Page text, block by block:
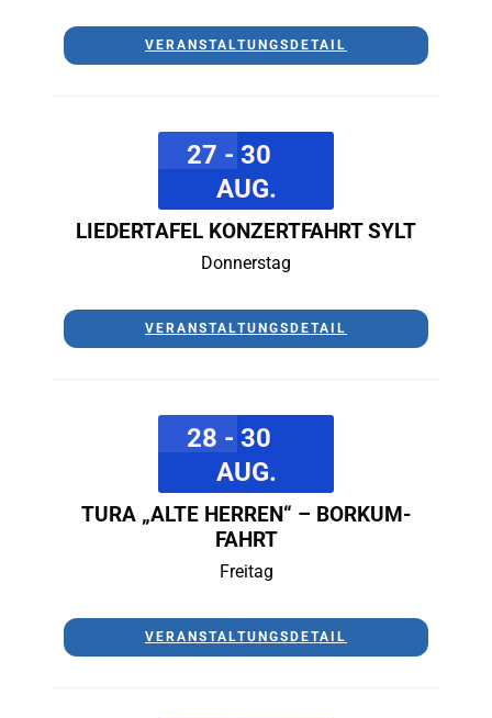
VERANSTALTUNGSDETAIL
27 - 30
AUG.
LIEDERTAFEL KONZERTFAHRT SYLT
Donnerstag
VERANSTALTUNGSDETAIL
28 - 30
AUG.
TURA „ALTE HERREN“ – BORKUM-
FAHRT
Freitag
VERANSTALTUNGSDETAIL